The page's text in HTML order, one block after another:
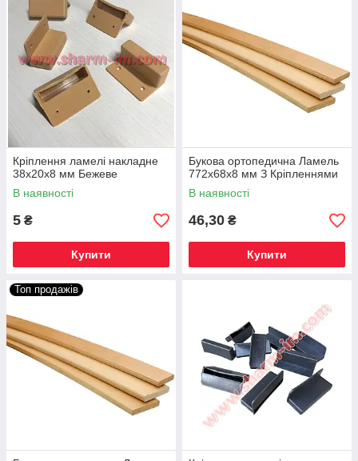
Кріплення ламелі накладне
38х20х8 мм Бежеве
В наявності
5 ₴
Купити
Букова ортопедична Ламель
772х68х8 мм З Кріпленнями
В наявності
46,30 ₴
Купити
Топ продажів